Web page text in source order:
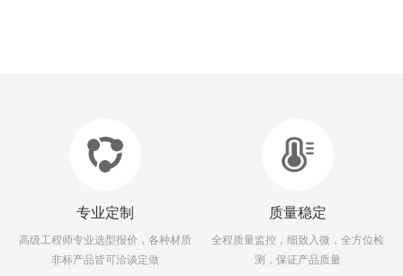
专业定制
高级工程师专业选型报价，各种材质
非标产品皆可洽谈定做
质量稳定
全程质量监控，细致入微，全方位检
测，保证产品质量